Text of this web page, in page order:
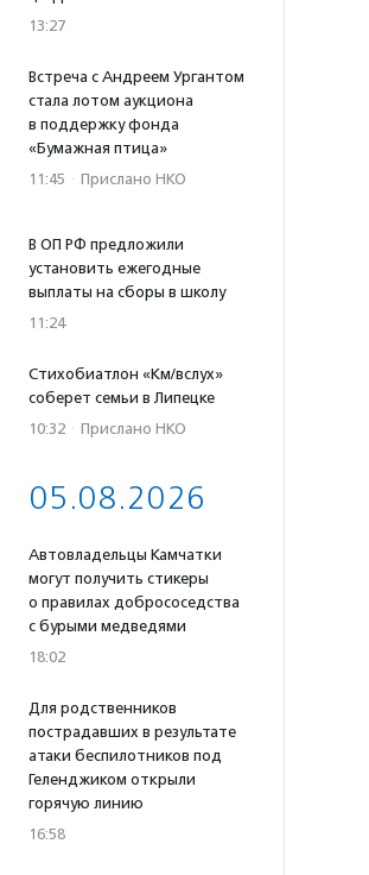
13:27
Встреча с Андреем Ургантом
стала лотом аукциона
в поддержку фонда
«Бумажная птица»
11:45 · Прислано НКО
В ОП РФ предложили
установить ежегодные
выплаты на сборы в школу
11:24
Стихобиатлон «Км/вслух»
соберет семьи в Липецке
10:32 · Прислано НКО
05.08.2026
Автовладельцы Камчатки
могут получить стикеры
о правилах добрососедства
с бурыми медведями
18:02
Для родственников
пострадавших в результате
атаки беспилотников под
Геленджиком открыли
горячую линию
16:58